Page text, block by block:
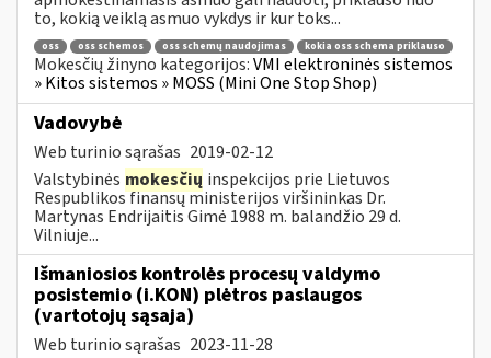
to, kokią veiklą asmuo vykdys ir kur toks...
oss oss schemos oss schemų naudojimas kokia oss schema priklauso
Mokesčių žinyno kategorijos:VMI elektroninės sistemos
» Kitos sistemos » MOSS (Mini One Stop Shop)
Vadovybė
Web turinio sąrašas 2019-02-12
Valstybinės mokesčių inspekcijos prie Lietuvos
Respublikos finansų ministerijos viršininkas Dr.
Martynas Endrijaitis Gimė 1988 m. balandžio 29 d.
Vilniuje...
Išmaniosios kontrolės procesų valdymo
posistemio (i.KON) plėtros paslaugos
(vartotojų sąsaja)
Web turinio sąrašas 2023-11-28